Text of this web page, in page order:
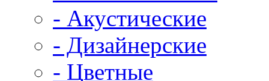
- Акустические
- Дизайнерские
- Цветные